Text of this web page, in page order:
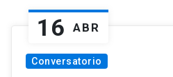
16 ABR
Conversatorio